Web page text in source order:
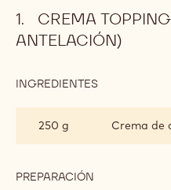
CREMA
ANTELACIÓN)
INGREDIENTES
(PREPARAR
CON
250 g Crema de
PREPARACIÓN